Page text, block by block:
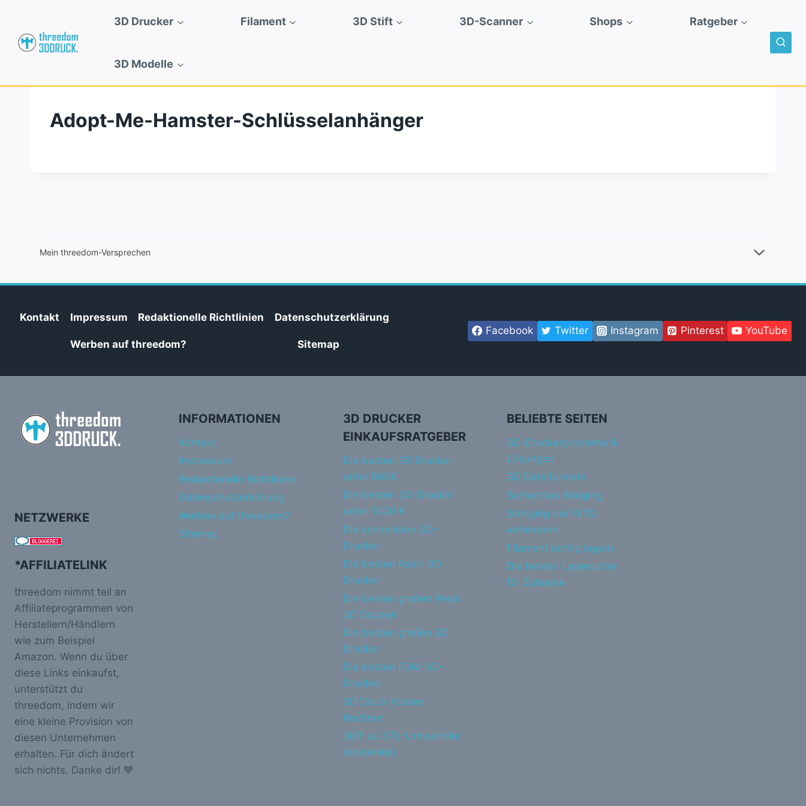
springen
3D Drucker Filament 3D Stift 3D-Scanner Shops Ratgeber
3D Modelle
Adopt-Me-Hamster-Schlüsselanhänger
Mein threedom-Versprechen
Kontakt Impressum Redaktionelle Richtlinien Datenschutzerklärung
Werben auf threedom? Sitemap
Facebook Twitter Instagram Pinterest YouTube
NETZWERKE
*AFFILIATELINK
threedom nimmt teil an
Affiliateprogrammen von
Herstellern/Händlern
wie zum Beispiel
Amazon. Wenn du über
diese Links einkaufst,
unterstützt du
threedom, indem wir
eine kleine Provision von
diesen Unternehmen
erhalten. Für dich ändert
sich nichts. Danke dir! 💙
INFORMATIONEN
Kontakt
Impressum
Redaktionelle Richtlinien
Datenschutzerklärung
Werben auf threedom?
Sitemap
3D DRUCKER
EINKAUFSRATGEBER
Die besten 3D Drucker
unter 500€
Die besten 3D-Drucker
unter 1000 €
Die schnellsten 3D-
Drucker
Die besten Resin 3D
Drucker
Die besten großen Resin
3D Drucker
Die besten großen 3D
Drucker
Die besten FDM-3D-
Drucker
3D Druck Kosten
Rechner
3MF zu STL-Umwandler
(kostenlos)
BELIEBTE SEITEN
3D-Druckerprobleme &
Lösungen
3D Dateiformate
Schlechtes Bridging
Stringing bei PETG
verhindern
Filament richtig lagern
Die besten Lasercutter
für Zuhause